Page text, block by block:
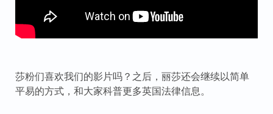
莎粉们喜欢我们的影片吗？之后，丽莎还会继续以简单
平易的方式，和大家科普更多英国法律信息。